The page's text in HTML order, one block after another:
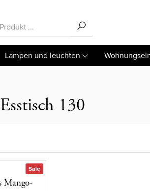
Lampen und leuchten
130
Sale
Mango-